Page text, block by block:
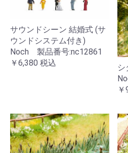
サウンドシーン 結婚式 (サ
ウンドシステム付き)
Noch 製品番号:nc12861
￥6,380 税込
シ